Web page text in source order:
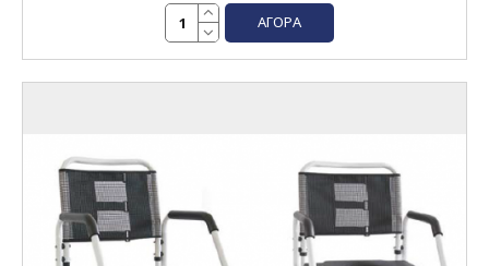
ΑΓΟΡΆ